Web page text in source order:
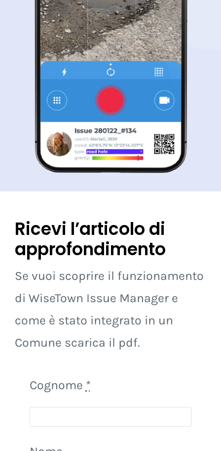
Ricevi l’articolo di
approfondimento
Se vuoi scoprire il funzionamento
diWiseTown IssueManager e
come è stato integrato in un
Cognome*